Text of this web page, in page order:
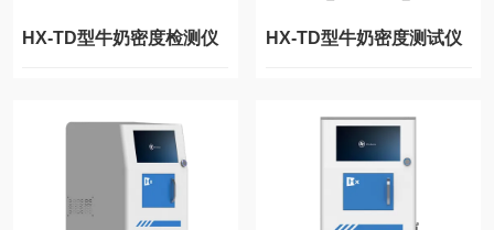
HX-TD型牛奶密度检测仪 HX-TD型牛奶密度测试仪